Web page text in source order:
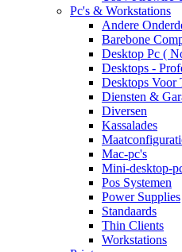
Pc's & Workstations
Andere
Barebone
Desktop Pc (
Desktops -
Desktops Voor
Diensten &
Diversen
Kassalades
Mac-pc's
Mini-desktop-
Pos Systemen
Power Supplies
Standaards
Thin Clients
Workstations